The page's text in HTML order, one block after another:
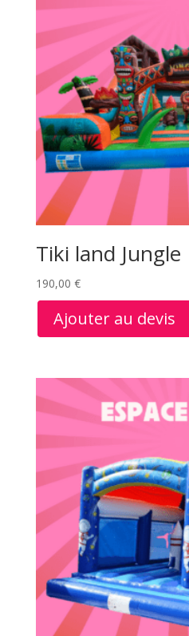
Tiki land Jungle
190,00 €
Ajouter au devis